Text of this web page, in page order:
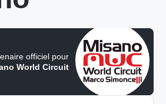
officiel pour
World Circuit